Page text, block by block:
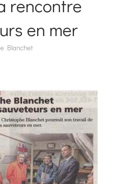
rencontre
en mer
Blanchet